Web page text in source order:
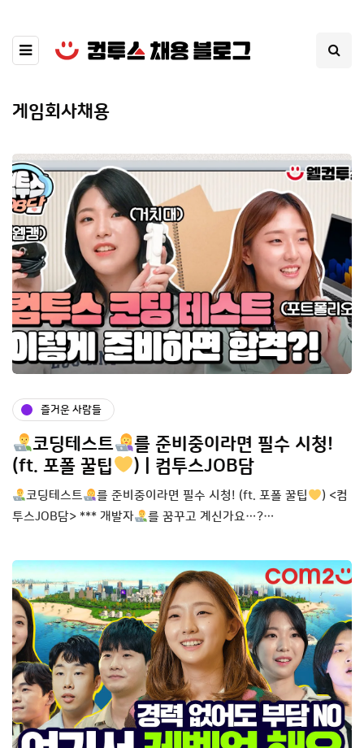
게임회사채용
즐거운 사람들
코딩테스트
를 준비중이라면 필수 시청!
(ft. 포폴 꿀팁
) | 컴투스JOB담
코딩테스트 를 준비중이라면 필수 시청! (ft. 포폴 꿀팁
) <컴
투스JOB담> *** 개발자
를 꿈꾸고 계신가요…?…